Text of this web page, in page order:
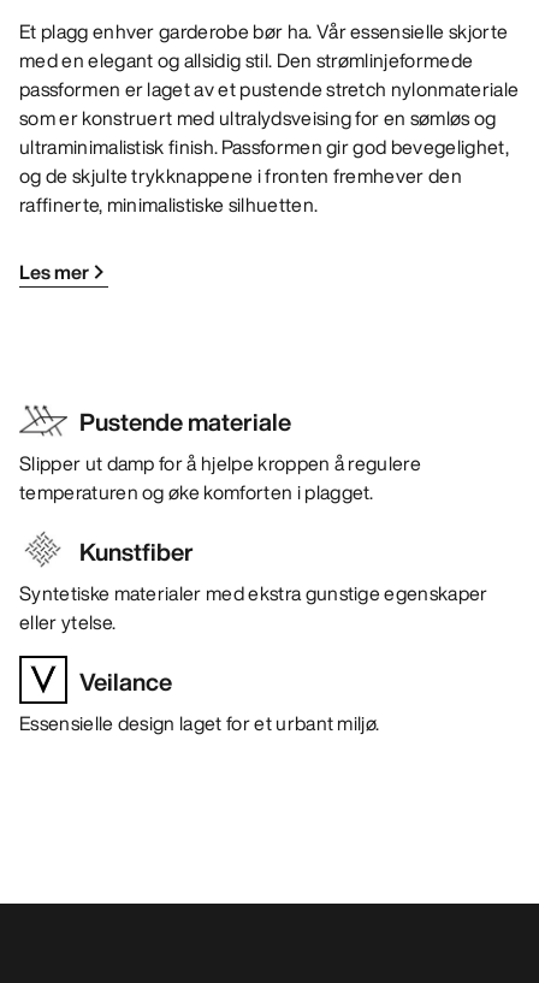
Et plagg enhver garderobe bør ha. Vår essensielle skjorte
med en elegant og allsidig stil. Den strømlinjeformede
passformen er laget av et pustende stretch nylonmateriale
som er konstruert med ultralydsveising for en sømløs og
ultraminimalistisk finish. Passformen gir god bevegelighet,
og de skjulte trykknappene i fronten fremhever den
raffinerte, minimalistiske silhuetten.
Les mer
Pustende materiale
Slipper ut damp for å hjelpe kroppen å regulere
temperaturen og øke komforten i plagget.
Kunstfiber
Syntetiske materialer med ekstra gunstige egenskaper
eller ytelse.
Veilance
Essensielle design laget for et urbant miljø.